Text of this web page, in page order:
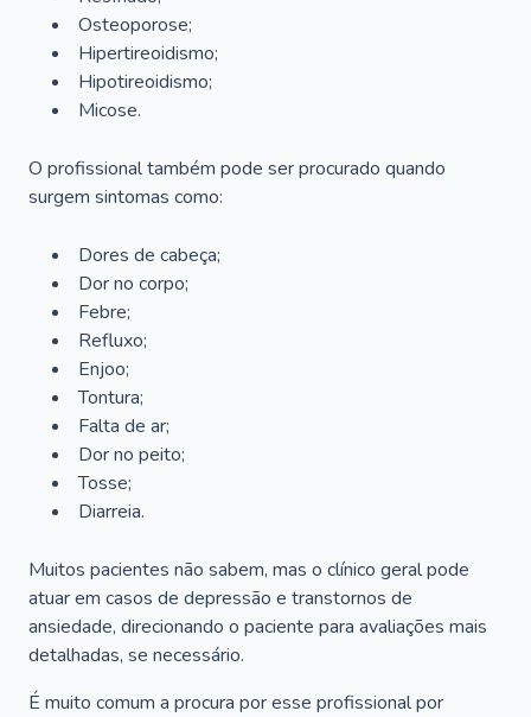
Osteoporose;
Hipertireoidismo;
Hipotireoidismo;
Micose.
O profissional também pode ser procurado quando
surgem sintomas como:
Dores de cabeça;
Dor no corpo;
Febre;
Refluxo;
Enjoo;
Tontura;
Falta de ar;
Dor no peito;
Tosse;
Diarreia.
Muitos pacientes não sabem, mas o clínico geral pode
atuar em casos de depressão e transtornos de
ansiedade, direcionando o paciente para avaliações mais
detalhadas, se necessário.
É muito comum a procura por esse profissional por